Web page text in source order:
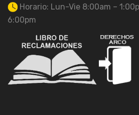
Horario: Lun-Vie 8:00am –
6:00pm